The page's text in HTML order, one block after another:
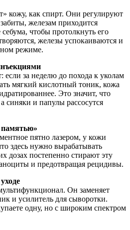
кожу, как спирт. Они регулируют
железам приходится
чтобы протолкнуть его
железы успокаиваются и
режиме.
если за неделю до похода к уколам
мягкий кислотный тоник, кожа
Это значит, что
синяки и папулы рассосутся
памятью»
пятно лазером, у кожи
здесь нужно вырабатывать
дозах постепенно стирают эту
и предотвращая рецидивы.
Он заменяет
и усилитель для сыворотки.
одну, но с широким спектром